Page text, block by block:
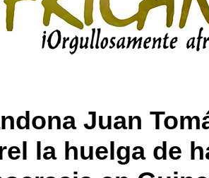
Juan
la huelga de